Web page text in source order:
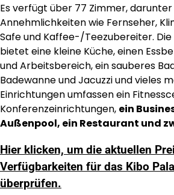
Es verfügt über 77 Zimmer, darunter
Annehmlichkeiten wie Fernseher,
Safe und Kaffee-/Teezubereiter.
bietet eine kleine Küche, einen
und Arbeitsbereich, ein sauberes
Badewanne und Jacuzzi und vieles
Einrichtungen umfassen ein
Konferenzeinrichtungen, ein
Außenpool, ein Restaurant und
Hier klicken, um die aktuellen
Verfügbarkeiten für das Kibo
überprüfen.